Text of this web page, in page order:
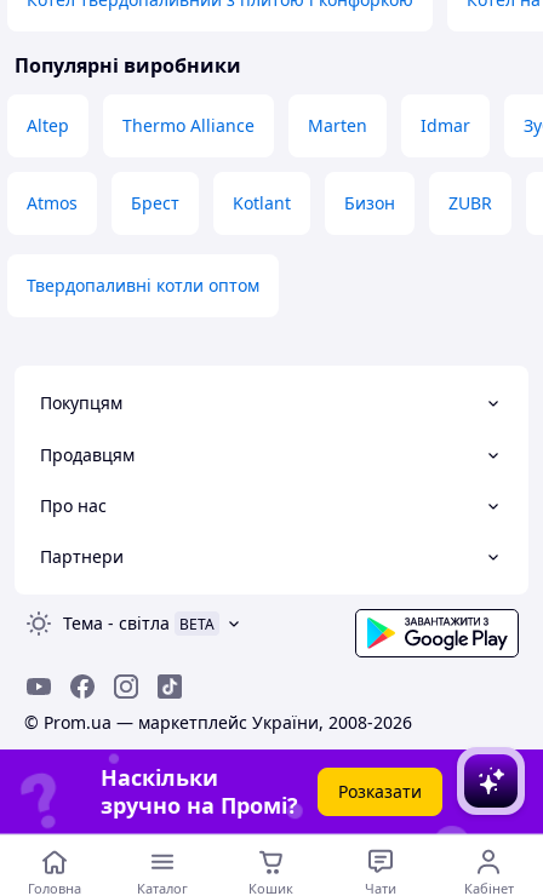
Популярні виробники
Altep Thermo Alliance Marten Idmar
Atmos Брест Kotlant Бизон ZUBR
Твердопаливні котли оптом
Покупцям
Продавцям
Про нас
Партнери
Тема - світла BETA
© Prom.ua — маркетплейс України, 2008-2026
Наскільки
зручно на Промі?
Розказати
Головна Каталог Кошик Чати Кабінет